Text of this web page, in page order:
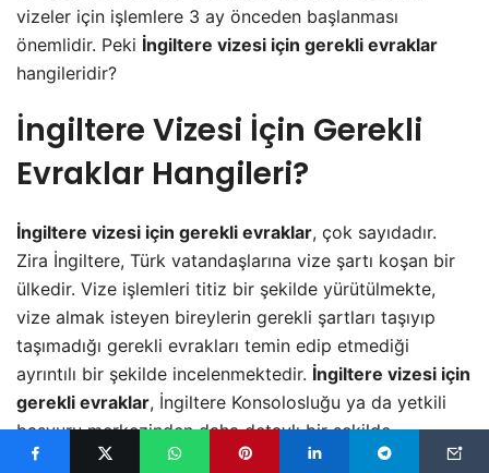
vizeler için işlemlere 3 ay önceden başlanması
önemlidir. Peki İngiltere vizesi için gerekli evraklar
hangileridir?
İngiltere Vizesi İçin Gerekli
Evraklar Hangileri?
İngiltere vizesi için gerekli evraklar, çok sayıdadır.
Zira İngiltere, Türk vatandaşlarına vize şartı koşan bir
ülkedir. Vize işlemleri titiz bir şekilde yürütülmekte,
vize almak isteyen bireylerin gerekli şartları taşıyıp
taşımadığı gerekli evrakları temin edip etmediği
ayrıntılı bir şekilde incelenmektedir. İngiltere vizesi için
gerekli evraklar, İngiltere Konsolosluğu ya da yetkili
başvuru merkezinden daha detaylı bir şekilde
öğrenilebilir.
İngiltere vizesi için gerekli evraklar